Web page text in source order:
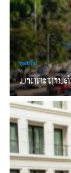
ທຸລະກິດ
ມາດຕະຖານຄໍ